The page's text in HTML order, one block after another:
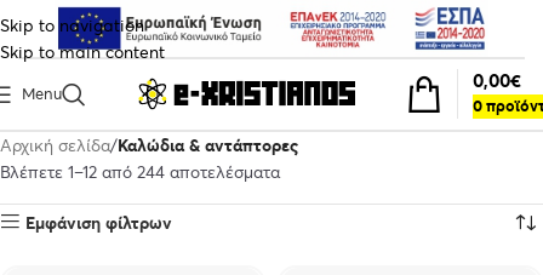
Skip to navigation
Skip to main content
Menu
0
0,00€
Αρχική σελίδα Καλώδια & αντάπτορες
Βλέπετε 1–12 από 244 αποτελέσματα
Εμφάνιση φίλτρων